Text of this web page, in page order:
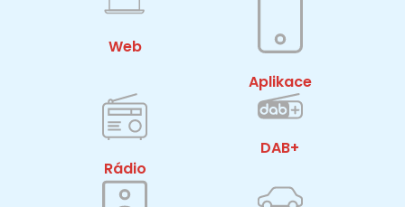
Web
Aplikace
Rádio
DAB+